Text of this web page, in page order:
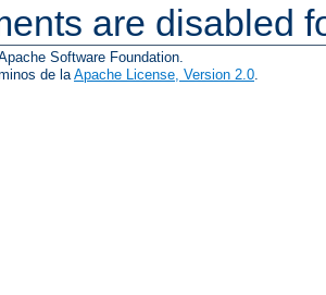
are disabled
Software Foundation.
de la Apache License, Version 2.0